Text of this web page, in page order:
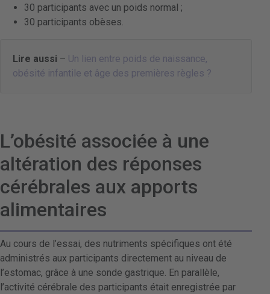
30 participants avec un poids normal ;
30 participants obèses.
Lire aussi – Un lien entre poids de naissance,
obésité infantile et âge des premières règles ?
L’obésité associée à une
altération des réponses
cérébrales aux apports
alimentaires
Au cours de l’essai, des nutriments spécifiques ont été
administrés aux participants directement au niveau de
l’estomac, grâce à une sonde gastrique. En parallèle,
l’activité cérébrale des participants était enregistrée par